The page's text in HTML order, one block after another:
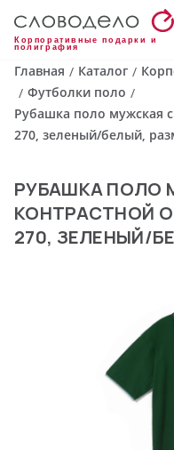
Корпоративные подарки и
полиграфия
Главная / Каталог /
/ Футболки поло /
Рубашка поло мужская
270, зеленый/белый,
РУБАШКА ПОЛО
КОНТРАСТНОЙ
270, ЗЕЛЕНЫЙ/